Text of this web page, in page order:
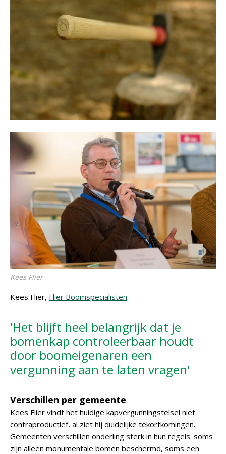
Kees Flier
Kees Flier, Flier Boomspecialisten:
'Het blijft heel belangrijk dat je
bomenkap controleerbaar houdt
door boomeigenaren een
vergunning aan te laten vragen'
Verschillen per gemeente
Kees Flier vindt het huidige kapvergunningstelsel niet
contraproductief, al ziet hij duidelijke tekortkomingen.
Gemeenten verschillen onderling sterk in hun regels: soms
zijn alleen monumentale bomen beschermd, soms een